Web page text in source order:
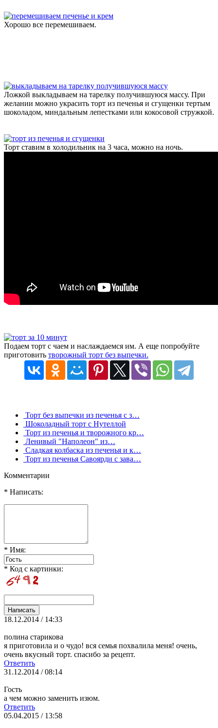
Хорошо все перемешиваем.
Ложкой выкладываем на тарелку получившуюся массу. При
желании можно украсить торт из печенья и сгущенки тертым
шоколадом, миндальным лепестками или кокосовой стружкой.
Торт ставим в холодильник на 3 часа, можно на ночь.
Подаем торт с чаем и наслаждаемся им. А еще попробуйте
приготовить творожный торт без выпечки.
Торт без выпечки из печенья с з…
Шоколадный торт с Нутеллой
Торт из печенья и творожного кр…
Ленивый "Наполеон" из…
Сладкая колбаска из печенья и к…
Торт из печенья Савоярди с зава…
Комментарии
* Написать:
* Имя:
* Код с картинки:
18.12.2014 / 14:33
полина старикова
я приготовила и о чудо! вся семья похвалила меня! очень,
очень вкусный торт. спасибо за рецепт.
Ответить
31.12.2014 / 08:14
Гость
а чем можно заменить изюм.
Ответить
05.04.2015 / 13:58